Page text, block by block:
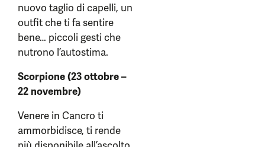
nuovo taglio di capelli, un
outfit che ti fa sentire
bene… piccoli gesti che
nutrono l’autostima.
Scorpione (23 ottobre –
22 novembre)
Venere in Cancro ti
ammorbidisce, ti rende